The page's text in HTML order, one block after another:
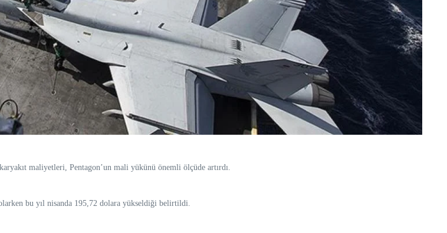
maliyetleri, Pentagon’un mali yükünü önemli ölçüde artırdı.
bu yıl nisanda 195,72 dolara yükseldiği belirtildi.